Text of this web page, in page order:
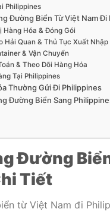
Philippines
Đường Biển Từ Việt Nam Đi
Hàng Hóa & Đóng Gói
Hải Quan & Thủ Tục Xuất Nhập
& Vận Chuyển
& Theo Dõi Hàng Hóa
Tại Philippines
Thường Gửi Đi Philippines
Đường Biển Sang
Đường
Tiết
từ Việt Nam đi